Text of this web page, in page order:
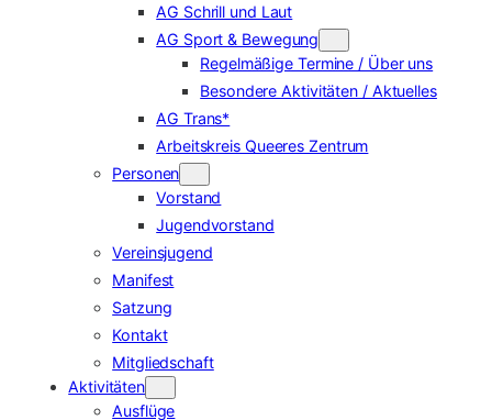
AG Schrill und Laut
AG Sport & Bewegung
Regelmäßige Termine / Über uns
Besondere Aktivitäten / Aktuelles
AG Trans*
Arbeitskreis Queeres Zentrum
Personen
Vorstand
Jugendvorstand
Vereinsjugend
Manifest
Satzung
Kontakt
Mitgliedschaft
Aktivitäten
Ausflüge